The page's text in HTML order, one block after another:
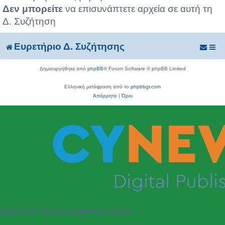
Δεν μπορείτε να επισυνάπτετε αρχεία σε αυτή τη
Δ. Συζήτηση
Ευρετήριο Δ. Συζήτησης
Δημιουργήθηκε από phpBB® Forum Software © phpBB Limited
Ελληνική μετάφραση από το phpbbgr.com
Απόρρητο|Όροι
Read Your Favorite Magazines Online